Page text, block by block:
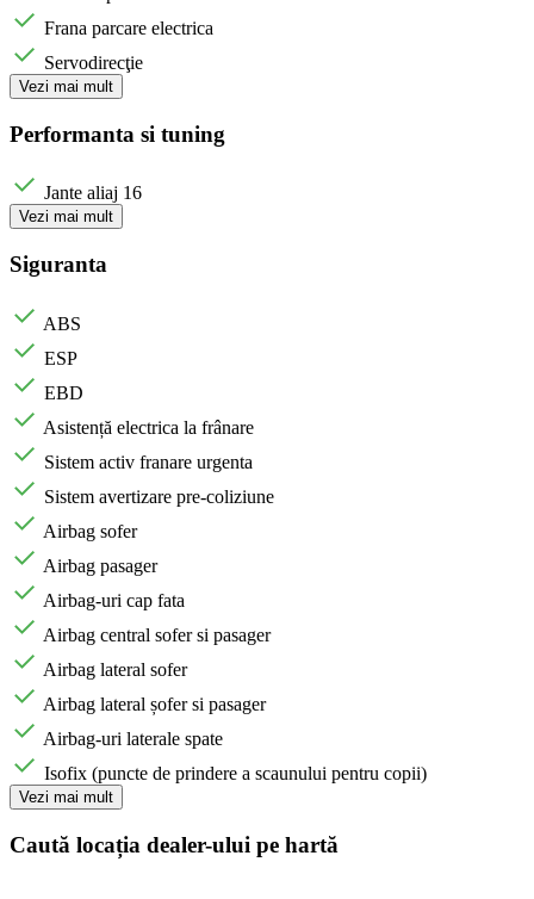
Frana parcare electrica
Servodirecţie
Vezi mai mult
Performanta si tuning
Jante aliaj 16
Vezi mai mult
Siguranta
ABS
ESP
EBD
Asistență electrica la frânare
Sistem activ franare urgenta
Sistem avertizare pre-coliziune
Airbag sofer
Airbag pasager
Airbag-uri cap fata
Airbag central sofer si pasager
Airbag lateral sofer
Airbag lateral șofer si pasager
Airbag-uri laterale spate
Isofix (puncte de prindere a scaunului pentru copii)
Vezi mai mult
Caută locația dealer-ului pe hartă